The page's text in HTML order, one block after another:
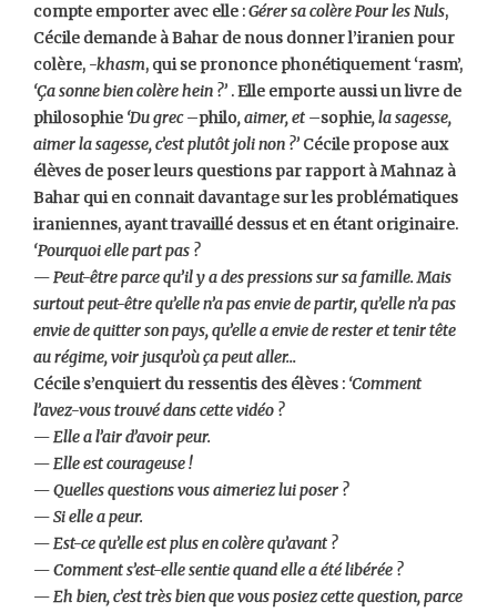
compte emporter avec elle :Gérer sa colère Pour les Nuls,
Cécile demande à Bahar de nous donner l’iranien pour
colère, -khasm, qui se prononce phonétiquement ‘rasm’,
‘Ça sonne bien colère hein ?’ . Elle emporte aussi un livre de
philosophie ‘Du grec –philo, aimer, et –sophie, la sagesse,
aimer la sagesse, c’est plutôt joli non ?’Cécile propose aux
élèves de poser leurs questions par rapport à Mahnaz à
Bahar qui en connait davantage sur les problématiques
iraniennes, ayant travaillé dessus et en étant originaire.
‘Pourquoi elle part pas ?
— Peut-être parce qu’il y a des pressions sur sa famille. Mais
surtout peut-être qu’elle n’a pas envie de partir, qu’elle n’a pas
envie de quitter son pays, qu’elle a envie de rester et tenir tête
au régime, voir jusqu’où ça peut aller…
Cécile s’enquiert du ressentis des élèves : ‘Comment
l’avez-vous trouvé dans cette vidéo ?
— Elle a l’air d’avoir peur.
— Elle est courageuse !
— Quelles questions vous aimeriez lui poser ?
— Si elle a peur.
— Est-ce qu’elle est plus en colère qu’avant ?
— Comment s’est-elle sentie quand elle a été libérée ?
— Eh bien, c’est très bien que vous posiez cette question, parce